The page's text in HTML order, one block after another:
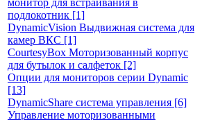
монитор для встраивания в
подлокотник [1]
DynamicVision Выдвижная система для
камер ВКС [1]
CourtesyBox Моторизованный корпус
для бутылок и салфеток [2]
Опции для мониторов серии Dynamic
[13]
DynamicShare система управления [6]
Управление моторизованными